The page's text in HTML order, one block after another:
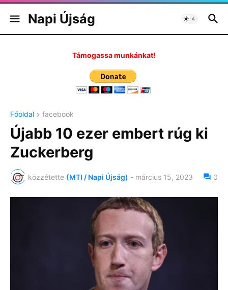
Napi Újság
Támogassa munkánkat!
Főoldal facebook
Újabb 10 ezer embert rúg ki
Zuckerberg
közzétette (MTI / Napi Újság) - március 15, 2023 0